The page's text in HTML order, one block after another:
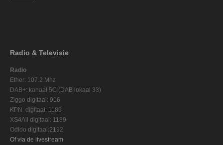
Radio & Televisie
Radio
Ether: 107.2 Mhz
DAB+: kanaal 5C (DAB lokaal 33)
Ziggo digitaal: 916
KPN digitaal: 1189
XS4All digitaal: 1189
Odido digitaal:2192
Of via de livestream